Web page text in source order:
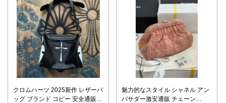
クロムハーツ 2025新作 レザーバ
ッグ ブランド コピー 安全通販
魅力的なスタイル シャネル アン
バサダー激安通販 チェーン